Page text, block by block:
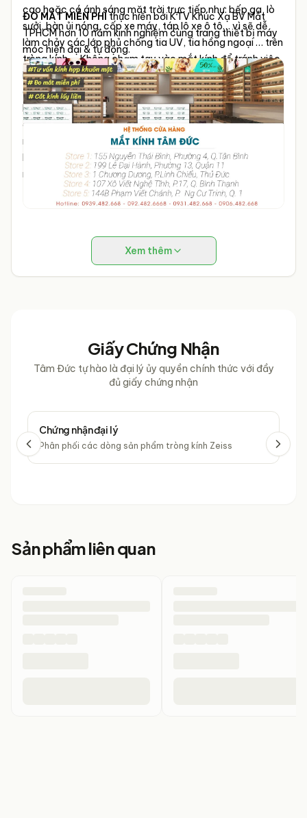
cao hoặc có ánh sáng mặt trời trực tiếp như: bếp ga, lò
sưởi, bàn ủi nóng, cốp xe máy, táp lô xe ô tô… vì sẽ dễ
làm chảy các lớp phủ chống tia UV, tia hồng ngoại … trên
tròng kính.- Không chạm tay vào mắt kính để tránh việc
bạn nhìn mờ, tròng kính bị bám dầu từ ngón tay hoặc gây
cảm giác không thoải mái khi đeo kính.- Không đeo kính
khi chơi các môn thể thao đối kháng như bóng đá, bóng
chuyền, cầu lông… vì nếu trường hợp bị ngã kính không
những gãy hỏng mà còn gây nguy hiểm cho bạn.
không dùng kính, cần cất trong hộp cứng hoặc túi vải
mềm và để ở chỗ hợp lý.- Không tự ý sửa chữa kính.
ĐO MẮT MIỄN PHÍthực hiển bởi KTV Khúc Xạ BV Mắt
TPHCM hơn 10 năm kinh nghiệm cùng trang thiết bị máy
móc hiện đại & tự động.
Xem thêm
Giấy Chứng Nhận
Tâm Đức tự hào là đại lý ủy quyền chính thức với đầy
đủ giấy chứng nhận
Chứng nhận đại lý
Phân phối các dòng sản phẩm tròng kính Zeiss
Sản phẩm liên quan